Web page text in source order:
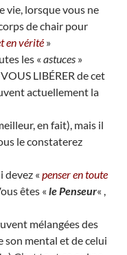
vie, lorsque vous ne
de chair pour
en vérité »
les « astuces »
LIBÉRER de cet
actuellement la
en fait), mais il
le constaterez
devez « penser en toute
êtes « le Penseur« ,
mélangées des
mental et de celui